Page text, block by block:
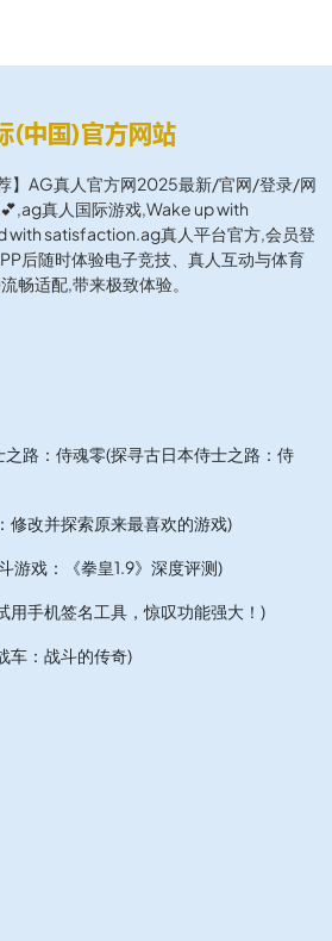
】AG真人官方网2025最新/官网/登录/网
真人国际游戏,Wake up with
satisfaction.ag真人平台官方,会员登
后随时体验电子竞技、真人互动与体育
畅适配,带来极致体验。
路：侍魂零(探寻古日本侍士之路：侍
修改并探索原来最喜欢的游戏)
游戏：《拳皇1.9》深度评测)
用手机签名工具，惊叹功能强大！)
车：战斗的传奇)